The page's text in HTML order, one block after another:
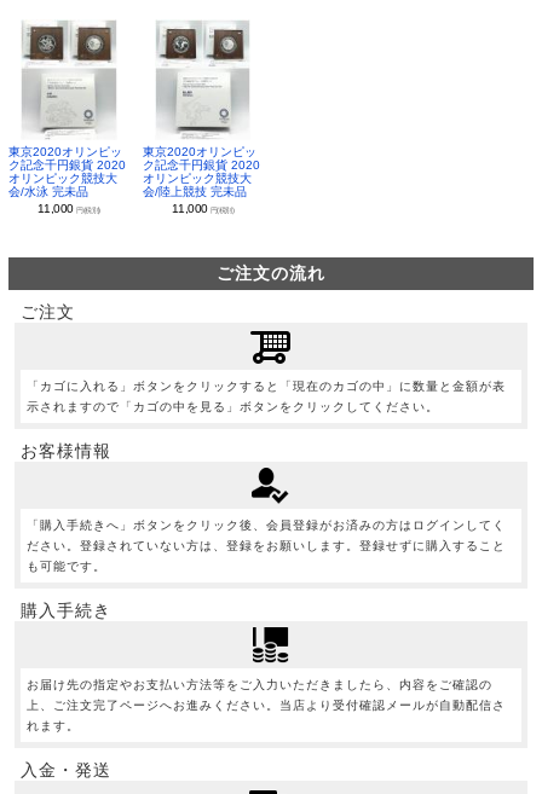
東京2020オリンピッ
ク記念千円銀貨 2020
オリンピック競技大
会/水泳 完未品
11,000円(税別)
東京2020オリンピッ
ク記念千円銀貨 2020
オリンピック競技大
会/陸上競技 完未品
11,000 円(税別)
ご注文の流れ
ご注文
「カゴに入れる」ボタンをクリックすると「現在のカゴの中」に数量と金額が表
示されますので「カゴの中を見る」ボタンをクリックしてください。
お客様情報
「購入手続きへ」ボタンをクリック後、会員登録がお済みの方はログインしてく
ださい。登録されていない方は、登録をお願いします。登録せずに購入すること
も可能です。
購入手続き
お届け先の指定やお支払い方法等をご入力いただきましたら、内容をご確認の
上、ご注文完了ページへお進みください。当店より受付確認メールが自動配信さ
れます。
入金・発送